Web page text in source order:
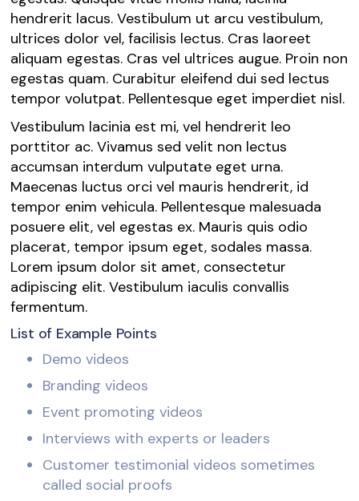
hendrerit lacus. Vestibulum ut arcu vestibulum,
ultrices dolor vel, facilisis lectus. Cras laoreet
aliquam egestas. Cras vel ultrices augue. Proin non
egestas quam. Curabitur eleifend dui sed lectus
tempor volutpat. Pellentesque eget imperdiet nisl.
Vestibulum lacinia est mi, vel hendrerit leo
porttitor ac. Vivamus sed velit non lectus
accumsan interdum vulputate eget urna.
Maecenas luctus orci vel mauris hendrerit, id
tempor enim vehicula. Pellentesque malesuada
posuere elit, vel egestas ex. Mauris quis odio
placerat, tempor ipsum eget, sodales massa.
Lorem ipsum dolor sit amet, consectetur
adipiscing elit. Vestibulum iaculis convallis
fermentum.
List of Example Points
Demo videos
Branding videos
Event promoting videos
Interviews with experts or leaders
Customer testimonial videos sometimes
called social proofs